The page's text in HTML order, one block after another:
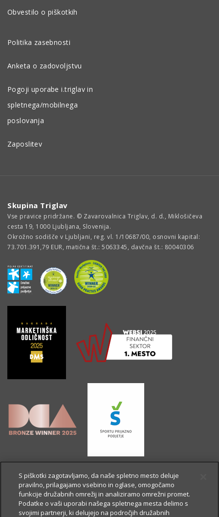
Obvestilo o piškotkih
Politika zasebnosti
Anketa o zadovoljstvu
Pogoji uporabe i.triglav in
spletnega/mobilnega
poslovanja
Zaposlitev
Skupina Triglav
Vse pravice pridržane. © Zavarovalnica Triglav, d. d., Miklošičeva
cesta 19, 1000 Ljubljana, Slovenija.
Okrožno sodišče v Ljubljani, reg. vl. 1/10687/00, osnovni kapital:
73.701.391,79 EUR, matična št.: 5063345, davčna št.: 80040306
S piškotki zagotavljamo, da naše spletno mesto deluje
pravilno, prilagajamo vsebino in oglase, omogočamo
funkcije družabnih omrežij in analiziramo omrežni promet.
Podatke o vaši uporabi našega spletnega mesta delimo s
svojimi partnerji, ki delujejo na področjih družabnih